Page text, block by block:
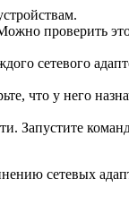
проверить
сетевого
что у него
Запустите
сетевых